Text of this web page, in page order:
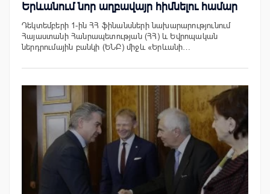
Երևանում նոր աղբավայր հիմնելու համար
Դեկտեմբերի 1-ին ՀՀ ֆինանսների նախարարությունում
Հայաստանի Հանրապետության (ՀՀ) և Եվրոպական
ներդրումային բանկի (ԵՆԲ) միջև «Երևանի…